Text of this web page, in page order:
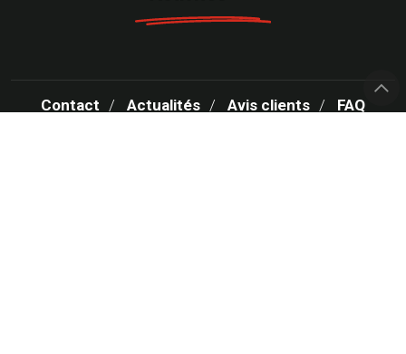
Contact Actualités Avis clients
FAQ